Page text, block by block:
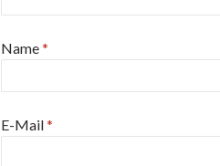
Name*
E-Mail*